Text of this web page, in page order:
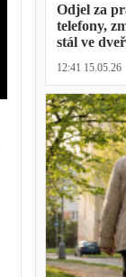
Odjel za
telefony,
stál ve
12:41 15.05.26